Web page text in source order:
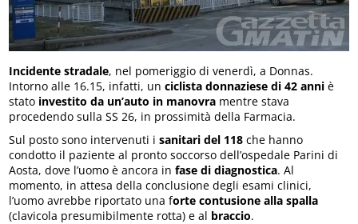
Incidente stradale, nel pomeriggio di venerdì, a Donnas.
Intorno alle 16.15, infatti, unciclista donnaziese di 42 anni è
stato investito da un’auto in manovra mentre stava
procedendo sulla SS 26, in prossimità della Farmacia.
Sul posto sono intervenuti isanitari del 118 che hanno
condotto il paziente al pronto soccorso dell’ospedale Parini di
Aosta, dove l’uomo è ancora infase di diagnostica. Al
momento, in attesa della conclusione degli esami clinici,
l’uomo avrebbe riportato una forte contusione alla spalla
(clavicola presumibilmente rotta) e al braccio.